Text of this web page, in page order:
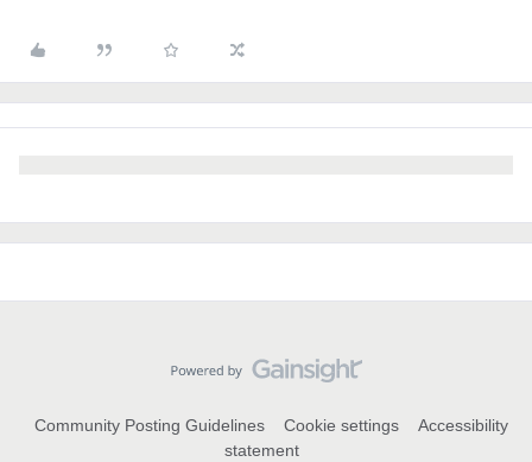
Community Posting Guidelines Cookie settings
Accessibility
statement